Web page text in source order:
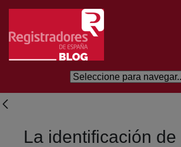
Eduki nagusira joan
La identificación de